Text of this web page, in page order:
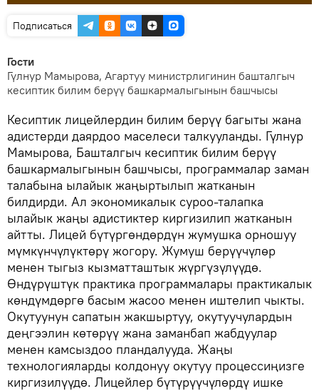
Подписаться
Гости
Гүлнур Мамырова, Агартуу министрлигинин башталгыч
кесиптик билим берүү башкармалыгынын башчысы
Кесиптик лицейлердин билим берүү багыты жана
адистерди даярдоо маселеси талкууланды. Гүлнур
Мамырова, Башталгыч кесиптик билим берүү
башкармалыгынын башчысы, программалар заман
талабына ылайык жаңыртылып жатканын
билдирди. Ал экономикалык суроо-талапка
ылайык жаңы адистиктер киргизилип жатканын
айтты. Лицей бүтүргөндөрдүн жумушка орношуу
мүмкүнчүлүктөрү жогору. Жумуш берүүчүлөр
менен тыгыз кызматташтык жүргүзүлүүдө.
Өндүрүштүк практика программалары практикалык
көндүмдөргө басым жасоо менен иштелип чыкты.
Окутуунун сапатын жакшыртуу, окутуучулардын
деңгээлин көтөрүү жана заманбап жабдуулар
менен камсыздоо пландалууда. Жаңы
технологияларды колдонуу окутуу процессиңизге
киргизилүүдө. Лицейлер бүтүрүүчүлөрдү ишке